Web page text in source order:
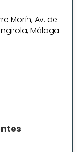
Morín, Av. de
Málaga